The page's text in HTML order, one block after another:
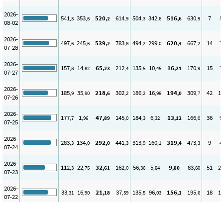
2026-
08-02
541,3 353,6 520,2 614,9 504,3 342,6 516,6 630,9 7 5
2026-
07-28
497,6 245,6 539,2 783,8 494,2 299,0 620,4 667,2 14 7
2026-
07-27
157,8 14,82 65,23 212,4 135,5 10,45 16,21 170,9 15 7
2026-
07-26
185,9 35,90 218,6 302,2 186,2 16,98 194,0 309,7 42
2026-
07-25
177,7 1,96 47,89 145,0 184,3 6,32 13,12 166,0 36 9
2026-
07-24
283,3 134,0 292,0 441,3 313,9 160,1 319,4 473,3 9 4
2026-
07-23
112,3 22,75 32,61 162,0 56,36 5,84 9,80 83,60 51
2026-
07-22
33,31 16,90 21,18 37,59 135,5 96,03 156,1 195,6 18